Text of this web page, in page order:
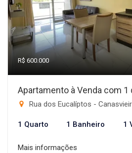
R$ 600.000
Apartamento à Venda com 1
Rua dos Eucalíptos -
1 Quarto 1 Banheiro 1
Mais informações